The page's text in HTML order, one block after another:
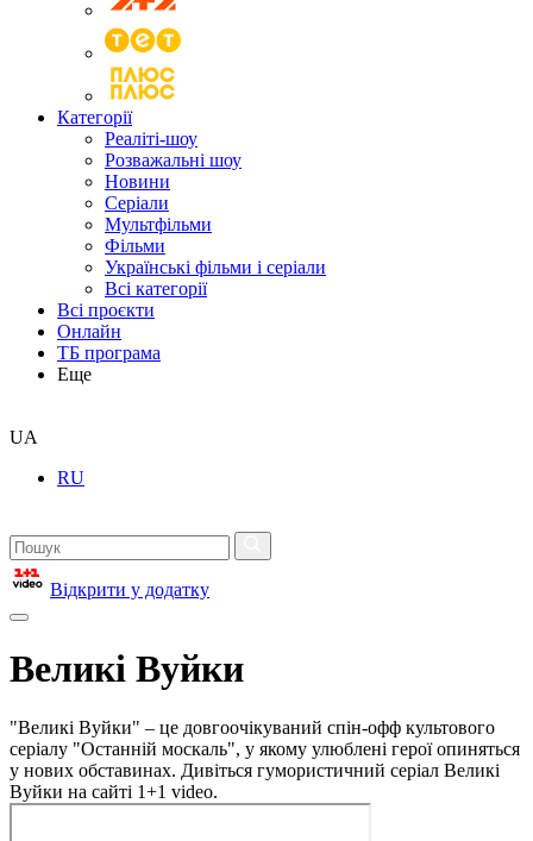
Категорії
Реаліті-шоу
Розважальні шоу
Новини
Серіали
Мультфільми
Фільми
Українські фільми і серіали
Всі категорії
Всі проєкти
Онлайн
ТБ програма
Еще
UA
RU
Відкрити у додатку
Великі Вуйки
"Великі Вуйки" – це довгоочікуваний спін-офф культового
серіалу "Останній москаль", у якому улюблені герої опиняться
у нових обставинах. Дивіться гумористичний серіал Великі
Вуйки на сайті 1+1 video.